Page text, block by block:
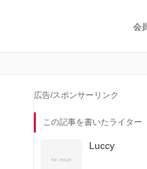
会
広告/スポンサーリンク
この記事を書いたライター
Luccy